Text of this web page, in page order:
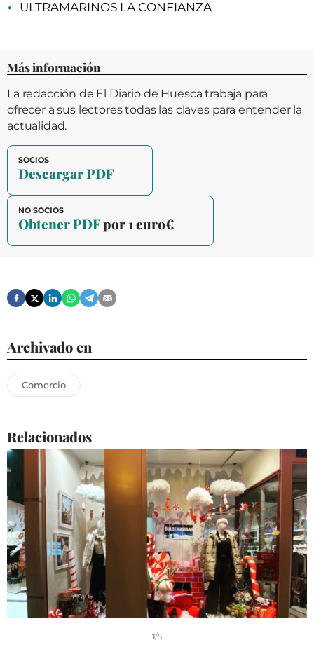
ULTRAMARINOS LA CONFIANZA
Más información
La redacción de El Diario de Huesca trabaja para
ofrecer a sus lectores todas las claves para entender la
actualidad.
SOCIOS
Descargar PDF
NO SOCIOS
Obtener PDFpor 1 euro€
Archivado en
Comercio
Relacionados
1/5